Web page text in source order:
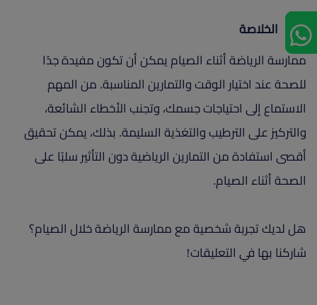
الخلاصة
ممارسة الرياضة أثناء الصيام يمكن أن تكون مفيدة جدًا
للصحة عند اختيار الوقت والتمارين المناسبة. من المهم
الاستماع إلى احتياجات جسمك، وتجنب الأخطاء الشائعة،
والتركيز على الترطيب والتغذية السليمة. بذلك، يمكن تحقيق
أقصى استفادة من التمارين الرياضية دون التأثير سلبًا على
الصحة أثناء الصيام.
هل لديك تجربة شخصية مع ممارسة الرياضة خلال الصيام؟
شاركنا بها في التعليقات!